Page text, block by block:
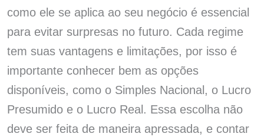
como ele se aplica ao seu negócio é essencial
para evitar surpresas no futuro. Cada regime
tem suas vantagens e limitações, por isso é
importante conhecer bem as opções
disponíveis, como o Simples Nacional, o Lucro
Presumido e o Lucro Real. Essa escolha não
deve ser feita de maneira apressada, e contar